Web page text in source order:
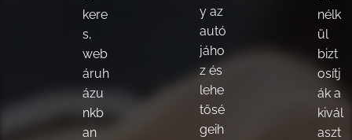
kere
s,
web
áruh
ázu
nkb
an
y az
autó
jáho
z és
lehe
tősé
geih
nélk
ül
bizt
osítj
ák a
kivál
aszt